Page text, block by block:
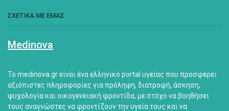
ΣΧΕΤΙΚΑ ΜΕ ΕΜΑΣ
Medinova
Το medinova.gr είναι ένα ελληνικό portal υγείας που προσφέρει
αξιόπιστες πληροφορίες για πρόληψη, διατροφή, άσκηση,
ψυχολογία και οικογενειακή φροντίδα, με στόχο να βοηθήσει
τους αναγνώστες να φροντίζουν την υγεία τους και να